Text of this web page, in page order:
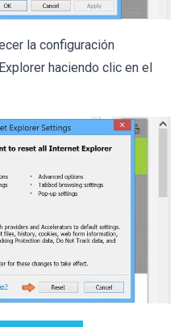
la configuración
haciendo clic en el